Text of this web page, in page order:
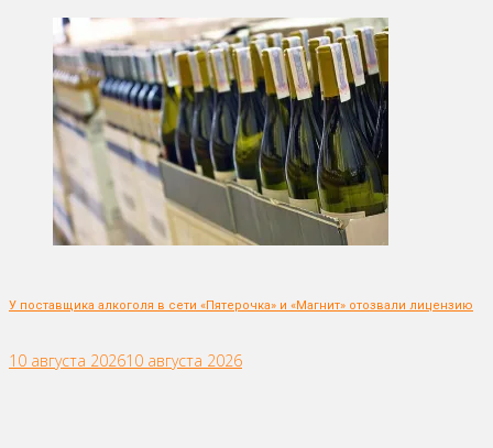
У поставщика алкоголя в сети «Пятерочка» и «Магнит» отозвали лицензию
10 августа 202610 августа 2026